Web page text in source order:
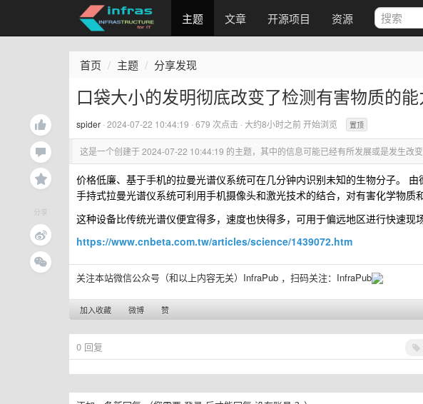
主题 文章 开源项目 资源
首页 主题 分享发现
口袋大小的发明彻底改变了检测有害物质的能
spider · 2024-07-22 10:44:19 · 679 次点击 · 大约8小时之前开始浏览 置顶
这是一个创建于2024-07-22 10:44:19 的主题，其中的信息可能已经有所发展或是发生改变
价格低廉、基于手机的拉曼光谱仪系统可在几分钟内识别未知的生物分子。
手持式拉曼光谱仪系统可利用手机摄像头和激光技术的结合，对有害化学物质
这种设备比传统光谱仪便宜得多，速度也快得多，可用于偏远地区进行快速现场
https://www.cnbeta.com.tw/articles/science/1439072.htm
关注本站微信公众号（和以上内容无关）InfraPub ，扫码关注： InfraPub
加入收藏 微博 赞
0 回复